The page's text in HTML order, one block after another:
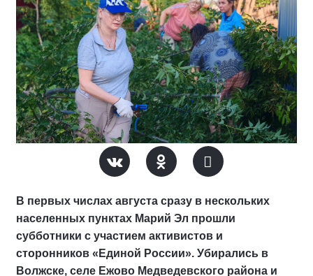
В первых числах августа сразу в нескольких
населенных пунктах Марий Эл прошли
субботники с участием активистов и
сторонников «Единой России». Убирались в
Волжске, селе Ежово Медведевского района и